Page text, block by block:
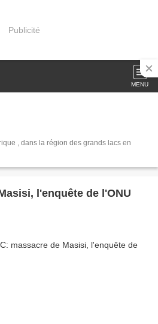
Publicité
MENU
, dans la région des grands lacs en
l'enquête de l'ONU